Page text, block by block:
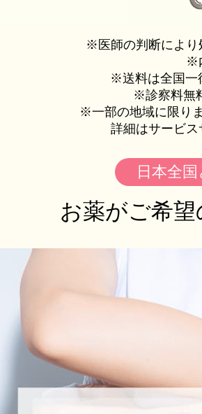
※医師の判断により
※
※送料は全国一
※診察料無
※一部の地域に限り
詳細はサービ
日本全
お薬がご希